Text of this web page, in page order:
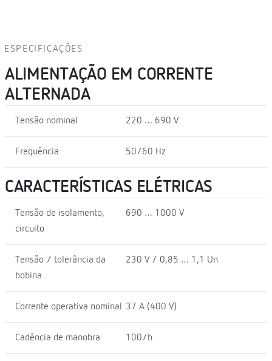
ESPECIFICAÇÕES
ALIMENTAÇÃO EM CORRENTE
ALTERNADA
Tensão nominal 220 … 690 V
Frequência 50/60 Hz
CARACTERÍSTICAS ELÉTRICAS
Tensão de isolamento,
circuito
690 … 1000 V
Tensão / tolerância da
bobina
230 V / 0,85 … 1,1 Un
Corrente operativa nominal 37 A (400 V)
Cadência de manobra 100/h